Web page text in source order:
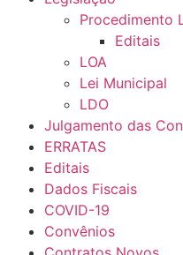
Procedimento
Editais
LOA
Lei Municipal
LDO
Julgamento das
ERRATAS
Editais
Dados Fiscais
COVID-19
Convênios